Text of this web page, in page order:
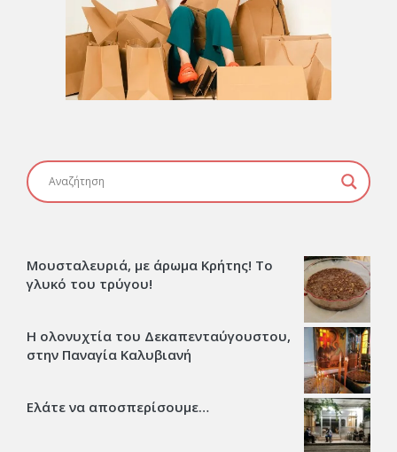
Μουσταλευριά, με άρωμα Κρήτης! Το
γλυκό του τρύγου!
Η ολονυχτία του Δεκαπενταύγουστου,
στην Παναγία Καλυβιανή
Ελάτε να αποσπερίσουμε…